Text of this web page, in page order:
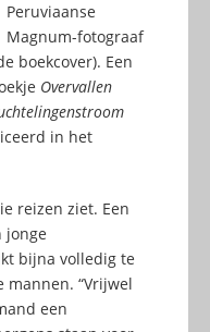
Peruviaanse
Magnum-fotograaf
boekcover). Een
Overvallen
in het
reizen ziet. Een
jonge
bijna volledig te
mannen. “Vrijwel
een